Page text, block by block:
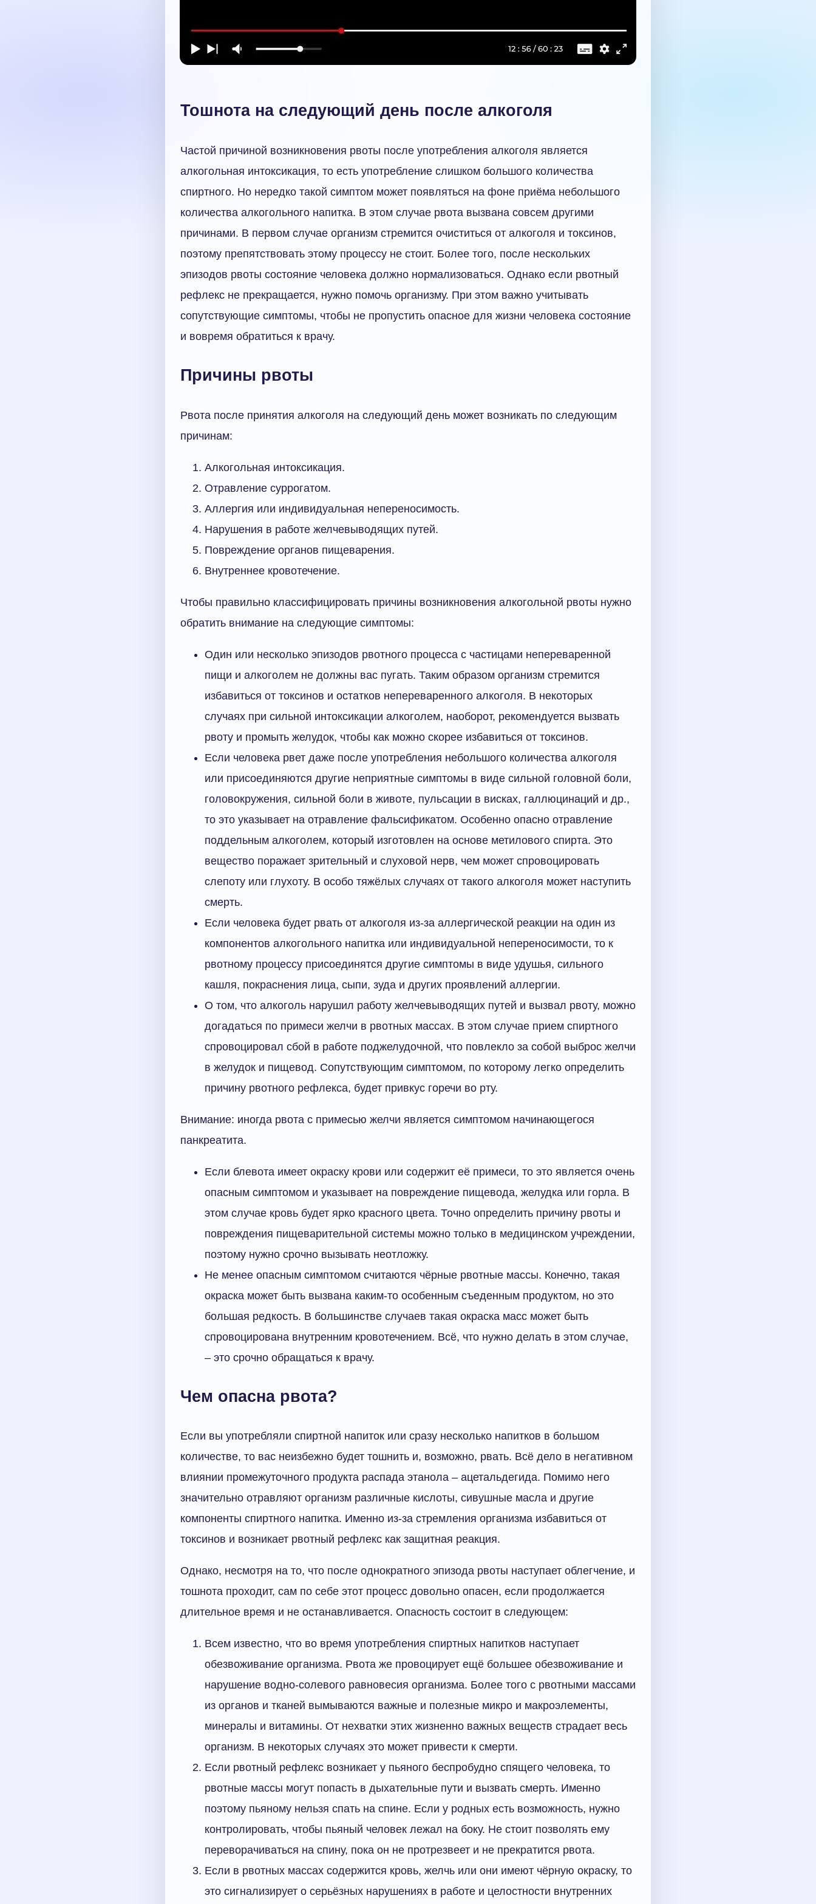
Тошнота на следующий день после алкоголя
Частой причиной возникновения рвоты после употребления алкоголя является
алкогольная интоксикация, то есть употребление слишком большого количества
спиртного. Но нередко такой симптом может появляться на фоне приёма небольшого
количества алкогольного напитка. В этом случае рвота вызвана совсем другими
причинами. В первом случае организм стремится очиститься от алкоголя и токсинов,
поэтому препятствовать этому процессу не стоит. Более того, после нескольких
эпизодов рвоты состояние человека должно нормализоваться. Однако если рвотный
рефлекс не прекращается, нужно помочь организму. При этом важно учитывать
сопутствующие симптомы, чтобы не пропустить опасное для жизни человека состояние
и вовремя обратиться к врачу.
Причины рвоты
Рвота после принятия алкоголя на следующий день может возникать по следующим
причинам:
Алкогольная интоксикация.
Отравление суррогатом.
Аллергия или индивидуальная непереносимость.
Нарушения в работе желчевыводящих путей.
Повреждение органов пищеварения.
Внутреннее кровотечение.
Чтобы правильно классифицировать причины возникновения алкогольной рвоты нужно
обратить внимание на следующие симптомы:
Один или несколько эпизодов рвотного процесса с частицами непереваренной
пищи и алкоголем не должны вас пугать. Таким образом организм стремится
избавиться от токсинов и остатков непереваренного алкоголя. В некоторых
случаях при сильной интоксикации алкоголем, наоборот, рекомендуется вызвать
рвоту и промыть желудок, чтобы как можно скорее избавиться от токсинов.
Если человека рвет даже после употребления небольшого количества алкоголя
или присоединяются другие неприятные симптомы в виде сильной головной боли,
головокружения, сильной боли в животе, пульсации в висках, галлюцинаций и др.,
то это указывает на отравление фальсификатом. Особенно опасно отравление
поддельным алкоголем, который изготовлен на основе метилового спирта. Это
вещество поражает зрительный и слуховой нерв, чем может спровоцировать
слепоту или глухоту. В особо тяжёлых случаях от такого алкоголя может наступить
смерть.
Если человека будет рвать от алкоголя из-за аллергической реакции на один из
компонентов алкогольного напитка или индивидуальной непереносимости, то к
рвотному процессу присоединятся другие симптомы в виде удушья, сильного
кашля, покраснения лица, сыпи, зуда и других проявлений аллергии.
О том, что алкоголь нарушил работу желчевыводящих путей и вызвал рвоту, можно
догадаться по примеси желчи в рвотных массах. В этом случае прием спиртного
спровоцировал сбой в работе поджелудочной, что повлекло за собой выброс желчи
в желудок и пищевод. Сопутствующим симптомом, по которому легко определить
причину рвотного рефлекса, будет привкус горечи во рту.
Внимание: иногда рвота с примесью желчи является симптомом начинающегося
панкреатита.
Если блевота имеет окраску крови или содержит её примеси, то это является очень
опасным симптомом и указывает на повреждение пищевода, желудка или горла. В
этом случае кровь будет ярко красного цвета. Точно определить причину рвоты и
повреждения пищеварительной системы можно только в медицинском учреждении,
поэтому нужно срочно вызывать неотложку.
Не менее опасным симптомом считаются чёрные рвотные массы. Конечно, такая
окраска может быть вызвана каким-то особенным съеденным продуктом, но это
большая редкость. В большинстве случаев такая окраска масс может быть
спровоцирована внутренним кровотечением. Всё, что нужно делать в этом случае,
– это срочно обращаться к врачу.
Чем опасна рвота?
Если вы употребляли спиртной напиток или сразу несколько напитков в большом
количестве, то вас неизбежно будет тошнить и, возможно, рвать. Всё дело в негативном
влиянии промежуточного продукта распада этанола – ацетальдегида. Помимо него
значительно отравляют организм различные кислоты, сивушные масла и другие
компоненты спиртного напитка. Именно из-за стремления организма избавиться от
токсинов и возникает рвотный рефлекс как защитная реакция.
Однако, несмотря на то, что после однократного эпизода рвоты наступает облегчение, и
тошнота проходит, сам по себе этот процесс довольно опасен, если продолжается
длительное время и не останавливается. Опасность состоит в следующем:
Всем известно, что во время употребления спиртных напитков наступает
обезвоживание организма. Рвота же провоцирует ещё большее обезвоживание и
нарушение водно-солевого равновесия организма. Более того с рвотными массами
из органов и тканей вымываются важные и полезные микро и макроэлементы,
минералы и витамины. От нехватки этих жизненно важных веществ страдает весь
организм. В некоторых случаях это может привести к смерти.
Если рвотный рефлекс возникает у пьяного беспробудно спящего человека, то
рвотные массы могут попасть в дыхательные пути и вызвать смерть. Именно
поэтому пьяному нельзя спать на спине. Если у родных есть возможность, нужно
контролировать, чтобы пьяный человек лежал на боку. Не стоит позволять ему
переворачиваться на спину, пока он не протрезвеет и не прекратится рвота.
Если в рвотных массах содержится кровь, желчь или они имеют чёрную окраску, то
это сигнализирует о серьёзных нарушениях в работе и целостности внутренних